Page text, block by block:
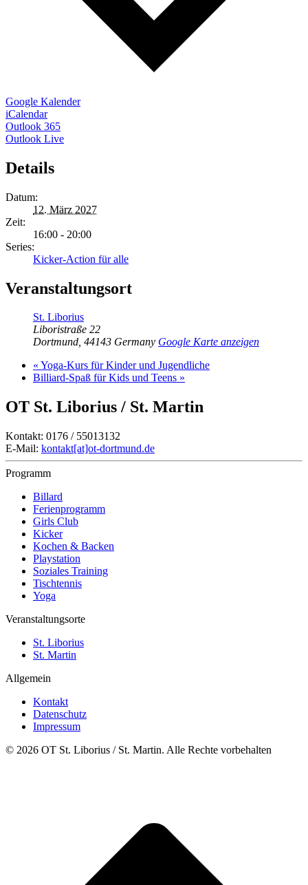
Google Kalender
iCalendar
Outlook 365
Outlook Live
Details
Datum:
12. März 2027
Zeit:
16:00 - 20:00
Series:
Kicker-Action für alle
Veranstaltungsort
St. Liborius
Liboristraße 22
Dortmund, 44143 Germany Google Karte anzeigen
« Yoga-Kurs für Kinder und Jugendliche
Billiard-Spaß für Kids und Teens »
OT St. Liborius / St. Martin
Kontakt: 0176 / 55013132
E-Mail: kontakt[at]ot-dortmund.de
Programm
Billard
Ferienprogramm
Girls Club
Kicker
Kochen & Backen
Playstation
Soziales Training
Tischtennis
Yoga
Veranstaltungsorte
St. Liborius
St. Martin
Allgemein
Kontakt
Datenschutz
Impressum
© 2026 OT St. Liborius / St. Martin. Alle Rechte vorbehalten